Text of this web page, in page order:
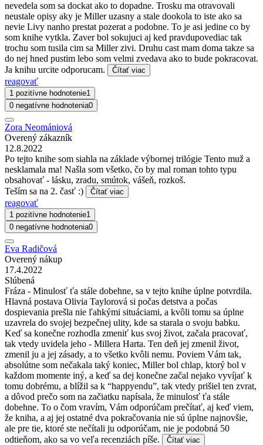
nevedela som sa dockat ako to dopadne. Trosku ma otravovali
neustale opisy aky je Miller uzasny a stale dookola to iste ako sa
nevie Livy nanho prestat pozerat a podobne. To je asi jedine co by
som knihe vytkla. Zaver bol sokujuci aj ked pravdupovediac tak
trochu som tusila cim sa Miller zivi. Druhu cast mam doma takze sa
do nej hned pustim lebo som velmi zvedava ako to bude pokracovat.
Ja knihu urcite odporucam.
Čítať viac
reagovať
1 pozitívne hodnotenie1
0 negatívne hodnotenia0
Zora Neomániová
Overený zákazník
12.8.2022
Po tejto knihe som siahla na základe výbornej trilógie Tento muž a
nesklamala ma! Našla som všetko, čo by mal roman tohto typu
obsahovať - lásku, zradu, smútok, vášeň, rozkoš.
Teším sa na 2. časť :)
Čítať viac
reagovať
1 pozitívne hodnotenie1
0 negatívne hodnotenia0
Eva Radičová
Overený nákup
17.4.2022
Slúbená
Fráza - Minulosť ťa stále dobehne, sa v tejto knihe úplne potvrdila.
Hlavná postava Olivia Taylorová si počas detstva a počas
dospievania prešla nie ľahkými situáciami, a kvôli tomu sa úplne
uzavrela do svojej bezpečnej ulity, kde sa starala o svoju babku.
Keď sa konečne rozhodla zmeniť kus svoj život, začala pracovať,
tak vtedy uvidela jeho - Millera Harta. Ten deň jej zmenil život,
zmenil ju a jej zásady, a to všetko kvôli nemu. Poviem Vám tak,
absolútne som nečakala taký koniec, Miller bol chlap, ktorý bol v
každom momente iný, a keď sa dej konečne začal nejako vyvíjať k
tomu dobrému, a blížil sa k “happyendu”, tak vtedy prišiel ten zvrat,
a dôvod prečo som na začiatku napísala, že minulosť ťa stále
dobehne. To o čom vravím, Vám odporúčam prečítať, aj keď viem,
že kniha, a aj jej ostatné dva pokračovania nie sú úplne najnovšie,
ale pre tie, ktoré ste nečítali ju odporúčam, nie je podobná 50
odtieňom, ako sa vo veľa recenziách píše.
Čítať viac